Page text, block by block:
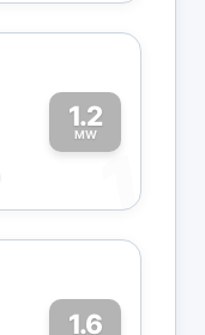
1.2
MW
1
1.6